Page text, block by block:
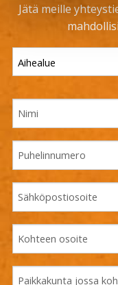
Jätä meille